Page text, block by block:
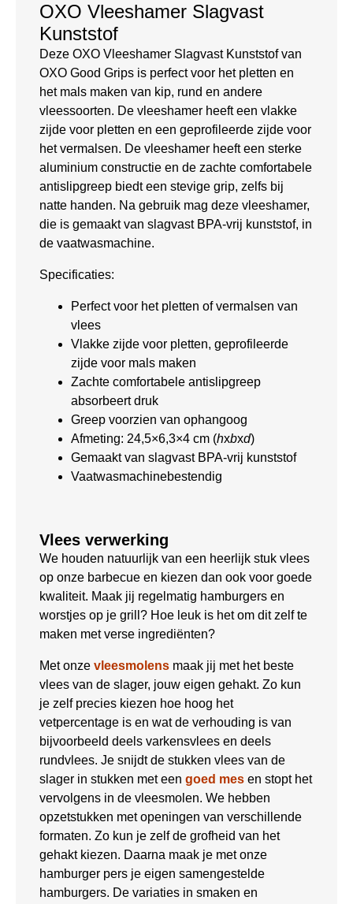
OXO Vleeshamer Slagvast
Kunststof
Deze OXO Vleeshamer Slagvast Kunststof van
OXO Good Grips is perfect voor het pletten en
het mals maken van kip, rund en andere
vleessoorten. De vleeshamer heeft een vlakke
zijde voor pletten en een geprofileerde zijde voor
het vermalsen. De vleeshamer heeft een sterke
aluminium constructie en de zachte comfortabele
antislipgreep biedt een stevige grip, zelfs bij
natte handen. Na gebruik mag deze vleeshamer,
die is gemaakt van slagvast BPA-vrij kunststof, in
de vaatwasmachine.
Specificaties:
Perfect voor het pletten of vermalsen van
vlees
Vlakke zijde voor pletten, geprofileerde
zijde voor mals maken
Zachte comfortabele antislipgreep
absorbeert druk
Greep voorzien van ophangoog
Afmeting: 24,5×6,3×4 cm (hxbxd)
Gemaakt van slagvast BPA-vrij kunststof
Vaatwasmachinebestendig
Vlees verwerking
We houden natuurlijk van een heerlijk stuk vlees
op onze barbecue en kiezen dan ook voor goede
kwaliteit. Maak jij regelmatig hamburgers en
worstjes op je grill? Hoe leuk is het om dit zelf te
maken met verse ingrediënten?
Met onze vleesmolens maak jij met het beste
vlees van de slager, jouw eigen gehakt. Zo kun
je zelf precies kiezen hoe hoog het
vetpercentage is en wat de verhouding is van
bijvoorbeeld deels varkensvlees en deels
rundvlees. Je snijdt de stukken vlees van de
slager in stukken met een goed mes en stopt het
vervolgens in de vleesmolen. We hebben
opzetstukken met openingen van verschillende
formaten. Zo kun je zelf de grofheid van het
gehakt kiezen. Daarna maak je met onze
hamburger pers je eigen samengestelde
hamburgers. De variaties in smaken en